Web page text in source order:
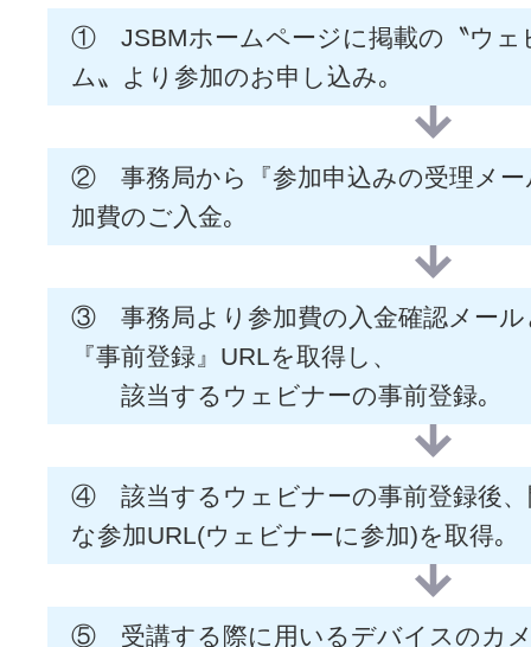
① JSBMホームページに掲載の〝ウェ
ム〟より参加のお申し込み｡
② 事務局から『参加申込みの受理メー
加費のご入金｡
③ 事務局より参加費の入金確認メール
『事前登録』URLを取得し、
該当するウェビナーの事前登録｡
④ 該当するウェビナーの事前登録後、
な参加URL(ウェビナーに参加)を取得｡
⑤ 受講する際に用いるデバイスのカ